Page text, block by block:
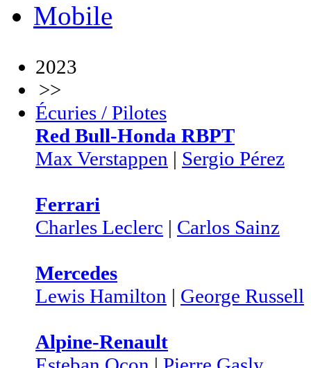
Mobile
2023
>>
Écuries / Pilotes
Red Bull-Honda RBPT
Max Verstappen | Sergio Pérez
Ferrari
Charles Leclerc | Carlos Sainz
Mercedes
Lewis Hamilton | George Russell
Alpine-Renault